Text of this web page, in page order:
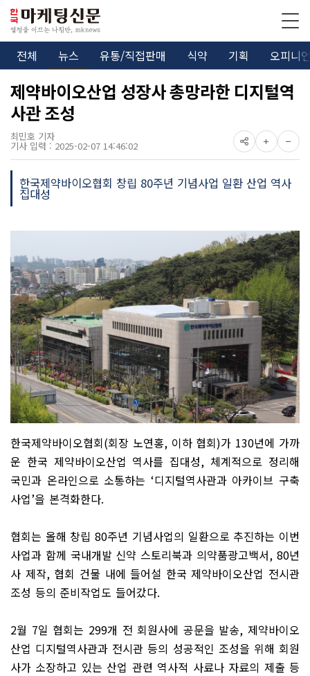
전체 뉴스 유통/직접판매 식약 기획 오피니
제약바이오산업 성장사 총망라한 디지털역
사관 조성
최민호 기자
기사 입력 : 2025-02-07 14:46:02
한국제약바이오협회 창립 80주년 기념사업 일환 산업 역사
집대성
한국제약바이오협회(회장 노연홍, 이하 협회)가 130년에 가까
운 한국 제약바이오산업 역사를 집대성, 체계적으로 정리해
국민과 온라인으로 소통하는 ‘디지털역사관과 아카이브 구축
사업’을 본격화한다.
협회는 올해 창립80주년 기념사업의 일환으로 추진하는 이번
사업과 함께 국내개발 신약 스토리북과 의약품광고백서, 80년
사 제작, 협회 건물 내에 들어설 한국 제약바이오산업 전시관
조성 등의 준비작업도 들어갔다.
2월 7일 협회는 299개 전 회원사에 공문을 발송, 제약바이오
산업 디지털역사관과 전시관 등의 성공적인 조성을 위해 회원
사가 소장하고 있는 산업 관련 역사적 사료나 자료의 제출 등